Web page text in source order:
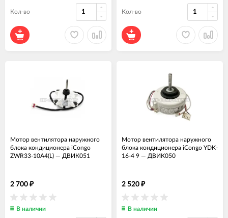
Кол-во Кол-во
Мотор вентилятора наружного
блока кондиционера iCongo
ZWR33-10A4(L) — ДВИК051
2 700 ₽
В наличии
Мотор вентилятора наружного
блока кондиционера iCongo YDK-
16-4 9 — ДВИК050
2 520 ₽
В наличии